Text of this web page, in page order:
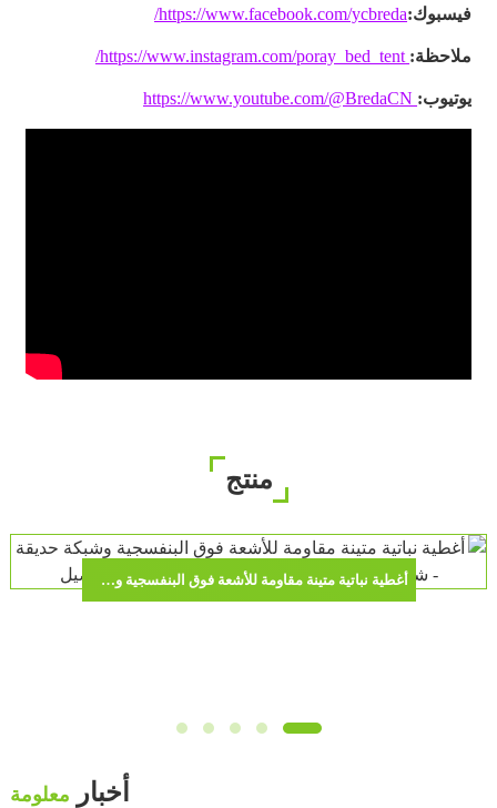
فيسبوك:https://www.facebook.com/ycbreda/
ملاحظة: https://www.instagram.com/poray_bed_tent/
يوتيوب: https://www.youtube.com/@BredaCN
منتج
أغطية نباتية متينة مقاومة للأشعة فوق البنفسجية وشبكة حديقة - شبكة واقية من الطيور لحماية الطماطم والمحاصيل
أخبار معلومة